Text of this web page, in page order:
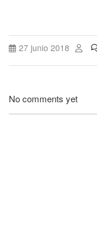
27 junio 2018
No comments yet